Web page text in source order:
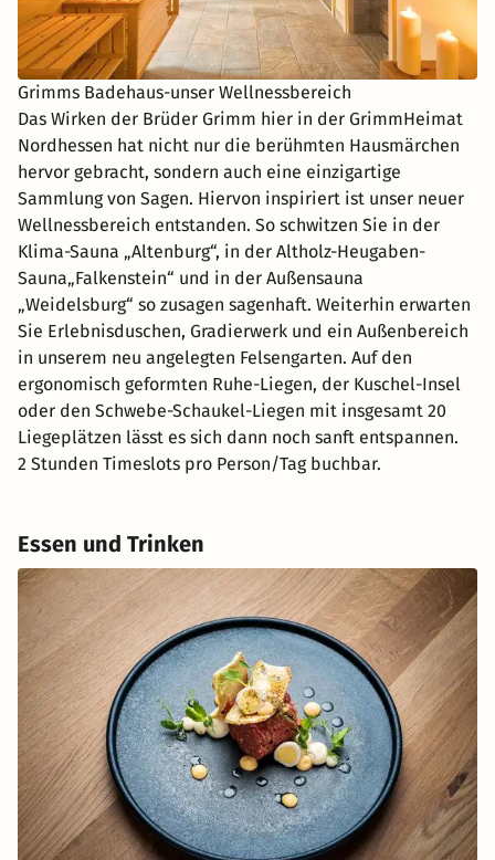
Grimms Badehaus-unser Wellnessbereich
Das Wirken der Brüder Grimm hier in der GrimmHeimat
Nordhessen hat nicht nur die berühmten Hausmärchen
hervor gebracht, sondern auch eine einzigartige
Sammlung von Sagen. Hiervon inspiriert ist unser neuer
Wellnessbereich entstanden. So schwitzen Sie in der
Klima-Sauna „Altenburg“, in der Altholz-Heugaben-
Sauna„Falkenstein“ und in der Außensauna
„Weidelsburg“ so zusagen sagenhaft. Weiterhin erwarten
Sie Erlebnisduschen, Gradierwerk und ein Außenbereich
in unserem neu angelegten Felsengarten. Auf den
ergonomisch geformten Ruhe-Liegen, der Kuschel-Insel
oder den Schwebe-Schaukel-Liegen mit insgesamt 20
Liegeplätzen lässt es sich dann noch sanft entspannen.
2 Stunden Timeslots pro Person/Tag buchbar.
Essen und Trinken